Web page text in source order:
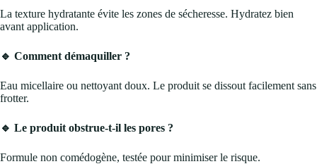
La texture hydratante évite les zones de sécheresse. Hydratez bien
avant application.
🔹 Comment démaquiller ?
Eau micellaire ou nettoyant doux. Le produit se dissout facilement sans
frotter.
🔹 Le produit obstrue-t-il les pores ?
Formule non comédogène, testée pour minimiser le risque.